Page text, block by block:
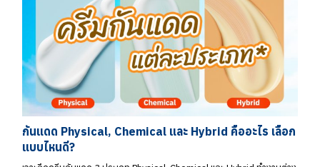
กันแดด Physical, Chemical และ Hybrid คืออะไร เลือก
แบบไหนดี?